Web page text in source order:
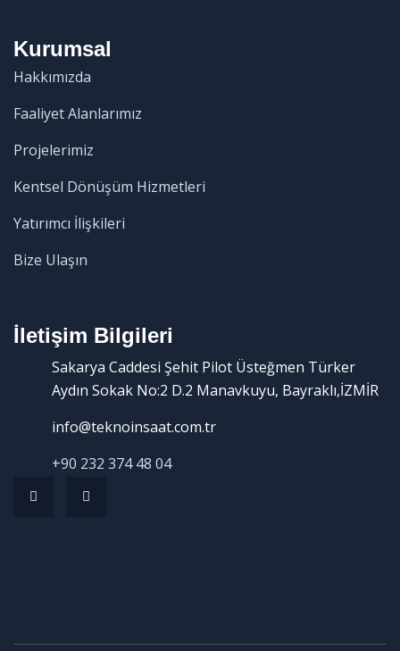
Kurumsal
Hakkımızda
Faaliyet Alanlarımız
Projelerimiz
Kentsel Dönüşüm Hizmetleri
Yatırımcı İlişkileri
Bize Ulaşın
İletişim Bilgileri
Sakarya Caddesi Şehit Pilot Üsteğmen Türker
Aydın Sokak No:2 D.2 Manavkuyu, Bayraklı,İZMİR
info@teknoinsaat.com.tr
+90 232 374 48 04